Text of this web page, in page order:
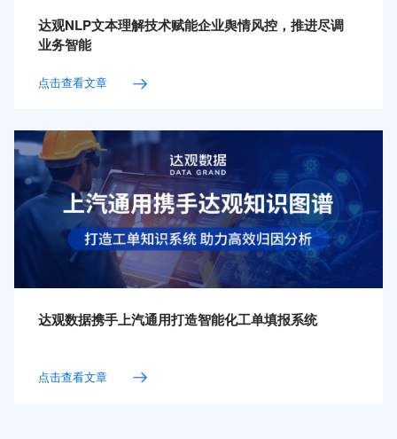
达观NLP文本理解技术赋能企业舆情风控，推进尽调
业务智能
点击查看文章
达观数据携手上汽通用打造智能化工单填报系统
点击查看文章